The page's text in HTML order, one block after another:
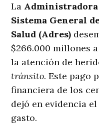
La Administradora
Sistema General
Salud (Adres)
$266.000 millones
la atención de
tránsito. Este pago
financiera de los
dejó en evidencia
gasto.